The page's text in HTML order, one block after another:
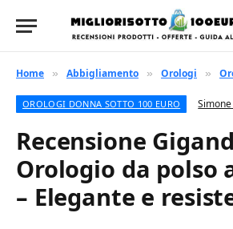
Home » Abbigliamento » Orologi »
OROLOGI DONNA SOTTO 100 EURO
Recensione
Orologio da polso
– Elegante e